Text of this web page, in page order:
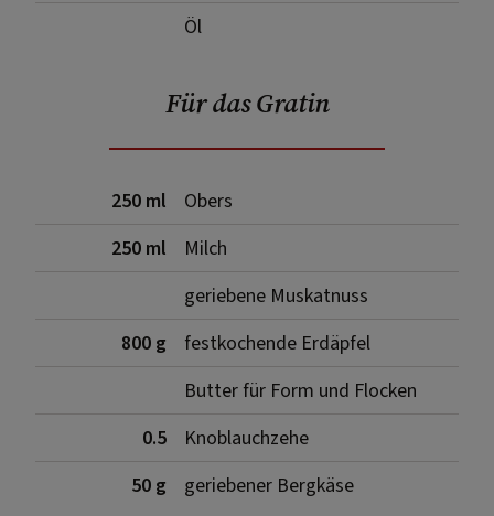
Öl
Für das Gratin
250 ml
Obers
250 ml
Milch
geriebene Muskatnuss
800 g
festkochende Erdäpfel
Butter für Form und Flocken
0.5
Knoblauchzehe
50 g
geriebener Bergkäse